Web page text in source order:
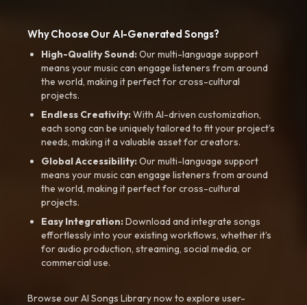
Why Choose Our AI-Generated Songs?
High-Quality Sound:Our multi-language support
means your music can engage listeners from around
the world, making it perfect for cross-cultural
projects.
Endless Creativity:With AI-driven customization,
each song can be uniquely tailored to fit your project’s
needs, making it a valuable asset for creators.
Global Accessibility:Our multi-language support
means your music can engage listeners from around
the world, making it perfect for cross-cultural
projects.
Easy Integration:Download and integrate songs
effortlessly into your existing workflows, whether it’s
for audio production, streaming, social media, or
commercial use.
Browse our AI Songs Library now to explore user-